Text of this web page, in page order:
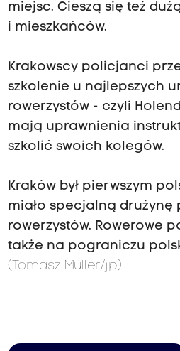
miejsc. Cieszą się też
i mieszkańców.
Krakowscy policjanci
szkolenie u najlepszych
rowerzystów - czyli
mają uprawnienia
szkolić swoich kolegów.
Kraków był pierwszym
miało specjalną
rowerzystów. Rowerowe
także na pograniczu
(Tomasz Müller/jp)